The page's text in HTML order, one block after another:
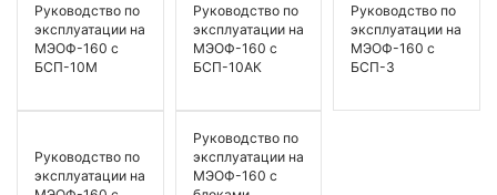
Руководство по
эксплуатации на
МЭОФ-160 с
БСП-10М
Руководство по
эксплуатации на
МЭОФ-160 с
БСП-10АК
Руководство по
эксплуатации на
МЭОФ-160 с
БСП-3
Руководство по
эксплуатации на
Руководство по
эксплуатации на
МЭОФ-160 с